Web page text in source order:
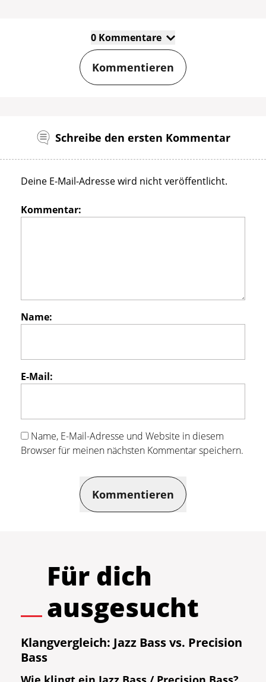
0 Kommentare
Kommentieren
Schreibe den ersten Kommentar
Deine E-Mail-Adresse wird nicht veröffentlicht.
Kommentar:
Name:
E-Mail:
Name, E-Mail-Adresse und Website in diesem
Browser für meinen nächsten Kommentar speichern.
Kommentieren
Für dich
ausgesucht
Klangvergleich: Jazz Bass vs. Precision
Bass